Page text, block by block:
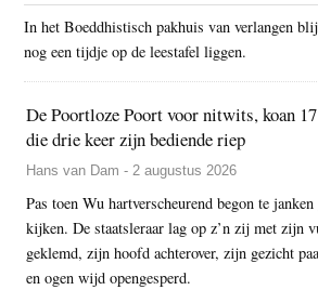
In het Boeddhistisch pakhuis van verlangen
nog een tijdje op de leestafel liggen.
De Poortloze Poort voor nitwits, koan
die drie keer zijn bediende riep
Hans van Dam - 2 augustus 2026
Pas toen Wu hartverscheurend begon te
kijken. De staatsleraar lag op z’n zij met zijn
geklemd, zijn hoofd achterover, zijn gezicht
en ogen wijd opengesperd.